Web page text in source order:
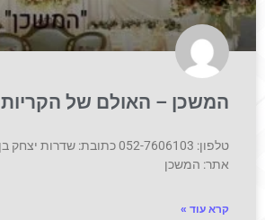
המשכן – האולם של הקריות
אתר: המשכן
קרא עוד »